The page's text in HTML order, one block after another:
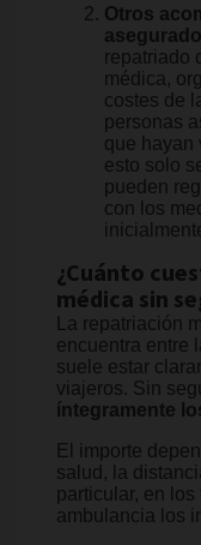
Otros
repatriado
médica,
costes de
personas
que hayan
esto solo
pueden
con los
¿Cuánto
médica sin
La repatriación
encuentra entre
suele estar
viajeros. Sin
íntegramente
El importe
salud, la
particular, en
ambulancia los